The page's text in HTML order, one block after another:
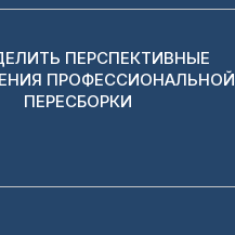
ПЕРСПЕКТИВНЫЕ
ПРОФЕССИОНАЛЬНОЙ
ПЕРЕСБОРКИ